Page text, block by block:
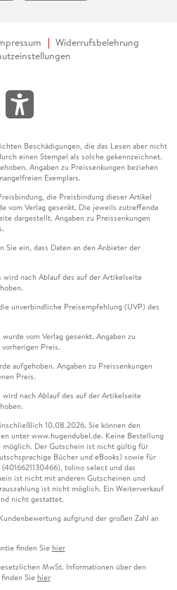
Widerrufsbelehrung
Beschädigungen, die das Lesen aber nicht
einen Stempel als solche gekennzeichnet.
Angaben zu Preissenkungen beziehen
Exemplars.
die Preisbindung dieser Artikel
vom Verlag gesenkt. Die jeweils zutreffende
dargestellt. Angaben zu Preissenkungen
ein, dass Daten an den Anbieter der
nach Ablauf des auf der Artikelseite
unverbindliche Preisempfehlung (UVP) des
vom Verlag gesenkt. Angaben zu
Preis.
aufgehoben. Angaben zu Preissenkungen
Preis.
nach Ablauf des auf der Artikelseite
10.08.2026. Sie können den
unter www.hugendubel.de. Keine Bestellung
möglich. Der Gutschein ist nicht gültig für
Bücher und eBooks) sowie für
tolino select und das
ist nicht mit anderen Gutscheinen und
ist nicht möglich. Ein Weiterverkauf
nicht gestattet.
aufgrund der großen Zahl an
finden Sie hier
MwSt. Informationen über den
Sie hier